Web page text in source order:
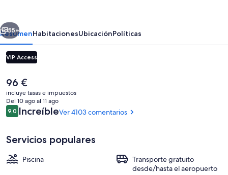
Siguiente
55+
ResumenHabitacionesUbicaciónPolíticas
VIP Access
El
precio
actual
es
de
96 €
incluye tasas e impuestos
Del 10 ago al 11 ago
Comentarios
9,09,0 de 10
IncreíbleVer 4103 comentarios
Servicios populares
Piscina
Transporte gratuito
desde/hasta el aeropuerto